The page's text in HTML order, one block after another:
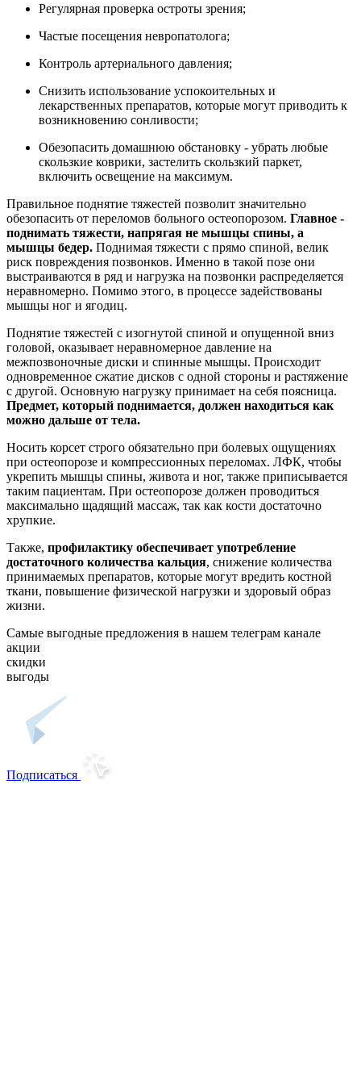
Регулярная проверка остроты зрения;
Частые посещения невропатолога;
Контроль артериального давления;
Снизить использование успокоительных и
лекарственных препаратов, которые могут приводить к
возникновению сонливости;
Обезопасить домашнюю обстановку - убрать любые
скользкие коврики, застелить скользкий паркет,
включить освещение на максимум.
Правильное поднятие тяжестей позволит значительно
обезопасить от переломов больного остеопорозом. Главное -
поднимать тяжести, напрягая не мышцы спины, а
мышцы бедер. Поднимая тяжести с прямо спиной, велик
риск повреждения позвонков. Именно в такой позе они
выстраиваются в ряд и нагрузка на позвонки распределяется
неравномерно. Помимо этого, в процессе задействованы
мышцы ног и ягодиц.
Поднятие тяжестей с изогнутой спиной и опущенной вниз
головой, оказывает неравномерное давление на
межпозвоночные диски и спинные мышцы. Происходит
одновременное сжатие дисков с одной стороны и растяжение
с другой. Основную нагрузку принимает на себя поясница.
Предмет, который поднимается, должен находиться как
можно дальше от тела.
Носить корсет строго обязательно при болевых ощущениях
при остеопорозе и компрессионных переломах. ЛФК, чтобы
укрепить мышцы спины, живота и ног, также приписывается
таким пациентам. При остеопорозе должен проводиться
максимально щадящий массаж, так как кости достаточно
хрупкие.
Также, профилактику обеспечивает употребление
достаточного количества кальция, снижение количества
принимаемых препаратов, которые могут вредить костной
ткани, повышение физической нагрузки и здоровый образ
жизни.
Самые выгодные предложения в нашем телеграм канале
акции
скидки
выгоды
Подписаться